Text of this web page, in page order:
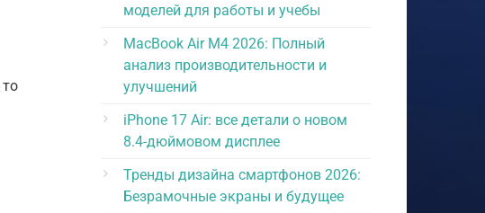
моделей для работы и учебы
MacBook Air M4 2026: Полный
анализ производительности и
улучшений
iPhone 17 Air: все детали о новом
8.4-дюймовом дисплее
Тренды дизайна смартфонов 2026:
Безрамочные экраны и будущее